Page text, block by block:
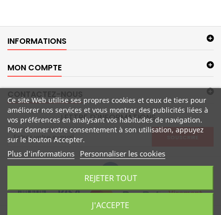
INFORMATIONS
MON COMPTE
CONTACTEZ-NOUS
LETTRE D'INFORMATIONS
Ce site Web utilise ses propres cookies et ceux de tiers pour
améliorer nos services et vous montrer des publicités liées à
vos préférences en analysant vos habitudes de navigation.
Pour donner votre consentement à son utilisation, appuyez
sur le bouton Accepter.
Plus d'informations Personnaliser les cookies
REJETER TOUT
J'ACCEPTE